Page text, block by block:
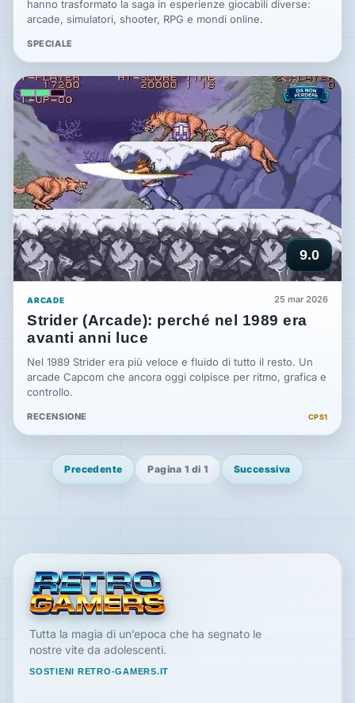
hanno trasformato la saga in esperienze giocabili diverse:
arcade, simulatori, shooter, RPG e mondi online.
SPECIALE
9.0
ARCADE 25 mar 2026
Strider (Arcade): perché nel 1989 era
avanti anni luce
Nel 1989 Strider era più veloce e fluido di tutto il resto. Un
arcade Capcom che ancora oggi colpisce per ritmo, grafica e
controllo.
RECENSIONE CPS1
Precedente Pagina 1 di 1 Successiva
Tutta la magia di un’epoca che ha segnato le
nostre vite da adolescenti.
SOSTIENI RETRO-GAMERS.IT